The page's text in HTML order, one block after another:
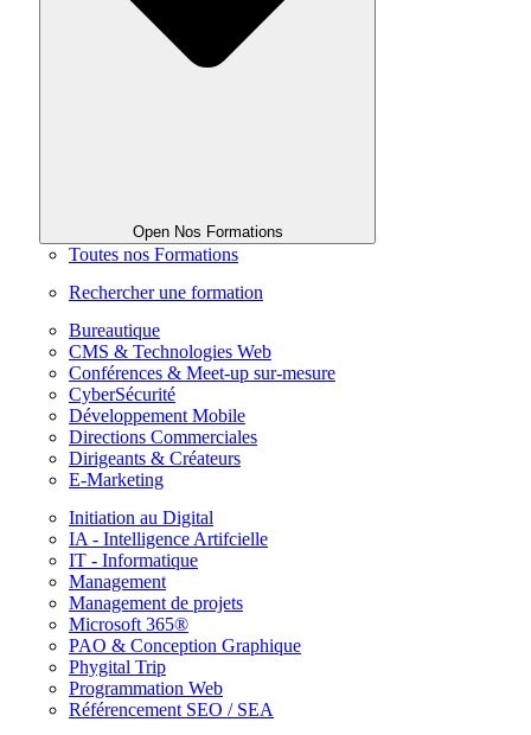
Open Nos Formations
Toutes nos Formations
Rechercher une formation
Bureautique
CMS & Technologies Web
Conférences & Meet-up sur-mesure
CyberSécurité
Développement Mobile
Directions Commerciales
Dirigeants & Créateurs
E-Marketing
Initiation au Digital
IA - Intelligence Artifcielle
IT - Informatique
Management
Management de projets
Microsoft 365®
PAO & Conception Graphique
Phygital Trip
Programmation Web
Référencement SEO / SEA